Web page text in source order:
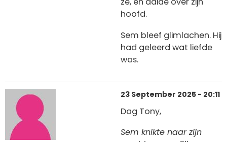
hoofd.
Sem bleef glimlachen. Hij
had geleerd wat liefde
was.
23 September 2025 - 20:11
Dag Tony,
Sem knikte naar zijn